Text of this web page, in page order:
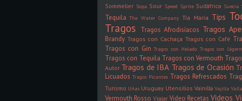
Sommelier Sopa Sour Speed Sprite Sudáfrica Suecia
Tequila The Water Company Tía María Tips
Tragos Tragos Afrodisíacos Tragos
Brandy Tragos con Cachaça Tragos con Café
Tragos con Gin Tragos con Helado Tragos con
Tragos con Tequila Tragos con Vermouth
Autor Tragos de IBA Tragos de Ocasión
Licuados Tragos Picantes Tragos Refrescados
Turismo Uñas Uruguay Utensilios Vainilla Vajilla
Vermouth Rosso Viajar Video Recetas Videos